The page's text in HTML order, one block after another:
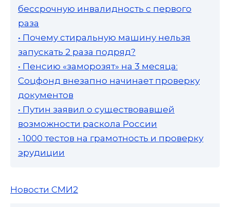
бессрочную инвалидность с первого
раза
• Почему стиральную машину нельзя
запускать 2 раза подряд?
• Пенсию «заморозят» на 3 месяца:
Соцфонд внезапно начинает проверку
документов
• Путин заявил о существовавшей
возможности раскола России
• 1000 тестов на грамотность и проверку
эрудиции
Новости СМИ2